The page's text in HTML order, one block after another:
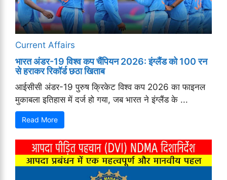
Current Affairs
भारत अंडर-19 विश्व कप चैंपियन 2026: इंग्लैंड को 100 रन
से हराकर रिकॉर्ड छठा खिताब
आईसीसी अंडर-19 पुरुष क्रिकेट विश्व कप 2026 का फाइनल
मुकाबला इतिहास में दर्ज हो गया, जब भारत ने इंग्लैंड के ...
Read More